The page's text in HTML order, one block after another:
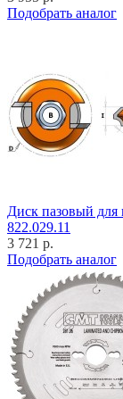
Подобрать аналог
Диск пазовый
822.029.11
3 721 р.
Подобрать аналог